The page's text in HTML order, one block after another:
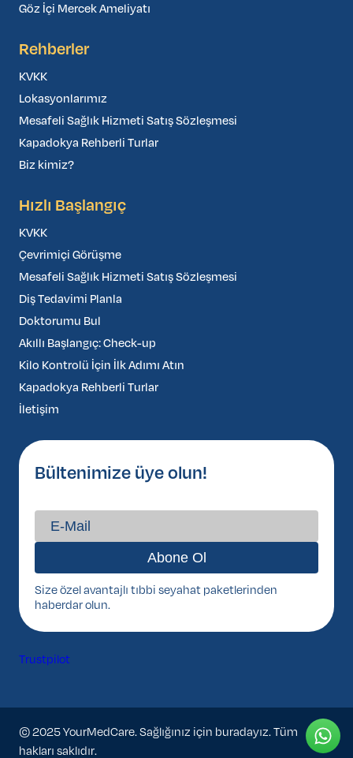
Göz İçi Mercek Ameliyatı
Rehberler
KVKK
Lokasyonlarımız
Mesafeli Sağlık Hizmeti Satış Sözleşmesi
Kapadokya Rehberli Turlar
Biz kimiz?
Hızlı Başlangıç
KVKK
Çevrimiçi Görüşme
Mesafeli Sağlık Hizmeti Satış Sözleşmesi
Diş Tedavimi Planla
Doktorumu Bul
Akıllı Başlangıç: Check-up
Kilo Kontrolü İçin İlk Adımı Atın
Kapadokya Rehberli Turlar
İletişim
Bültenimize üye olun!
Size özel avantajlı tıbbi seyahat paketlerinden
haberdar olun.
Trustpilot
© 2025 YourMedCare. Sağlığınız için buradayız. Tüm
hakları saklıdır.